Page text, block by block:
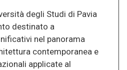
degli Studi di Pavia
destinato a
nel panorama
contemporanea e
applicate al